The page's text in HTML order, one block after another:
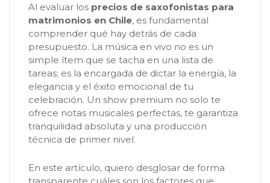
Al evaluar los precios de saxofonistas para
matrimonios en Chile, es fundamental
comprender qué hay detrás de cada
presupuesto. La música en vivo no es un
simple ítem que se tacha en una lista de
tareas; es la encargada de dictar la energía, la
elegancia y el éxito emocional de tu
celebración. Un show premium no solo te
ofrece notas musicales perfectas, te garantiza
tranquilidad absoluta y una producción
técnica de primer nivel.
En este artículo, quiero desglosar de forma